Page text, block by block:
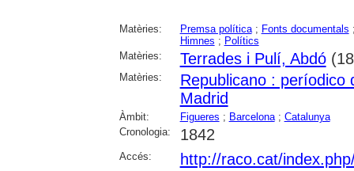
Matèries: Premsa política; Fonts documentals
Himnes ; Polítics
Matèries:
Terrades i Pulí, Abdó
Matèries:
Republicano : períodico
Madrid
Àmbit: Figueres ; Barcelona; Catalunya
Cronologia:
1842
Accés: http://raco.cat/